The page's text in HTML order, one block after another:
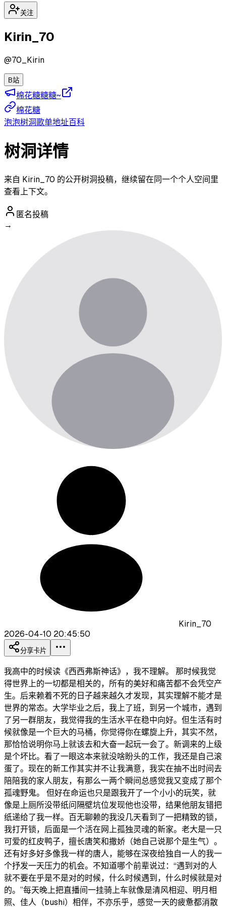
关注
Kirin_70
@70_Kirin
B站
棉花糖糖糖~
棉花糖
泡泡树洞歌单地址百科
树洞详情
来自 Kirin_70 的公开树洞投稿，继续留在同一个个人空间里
查看上下文。
匿名投稿
→
Kirin_70
2026-04-10 20:45:50
分享卡片
我高中的时候读《西西弗斯神话》，我不理解。 那时候我觉
得世界上的一切都是相关的，所有的美好和痛苦都不会凭空产
生。后来赖着不死的日子越来越久才发现，其实理解不能才是
世界的常态。大学毕业之后，我上了班，到另一个城市，遇到
了另一群朋友，我觉得我的生活水平在稳中向好。但生活有时
候就像是一个巨大的马桶，你觉得你在螺旋上升，其实不然，
那恰恰说明你马上就该去和大奋一起玩一会了。新调来的上级
是个坏比。看了一眼这本来就没啥盼头的工作，我还是自己滚
蛋了。现在的新工作其实并不让我满意，我实在抽不出时间去
陪陪我的家人朋友，有那么一两个瞬间总感觉我又变成了那个
孤魂野鬼。 但好在命运也只是跟我开了一个小小的玩笑，就
像是上厕所没带纸问隔壁坑位发现他也没带，结果他朋友错把
纸递给了我一样。百无聊赖的我没几天看到了一把精致的锁，
我打开锁，后面是一个活在网上孤独灵魂的新家。老大是一只
可爱的红皮鸭子，擅长唐笑和撒娇（她自己说那个是生气）。
还有好多好多像我一样的唐人，能够在深夜给独自一人的我一
个抒发一天压力的机会。不知道哪个前辈说过：“遇到对的人
就不要在乎是不是对的时候，什么时候遇到，什么时候就是对
的。”每天晚上把直播间一挂骑上车就像是清风相迎、明月相
照、佳人（bushi）相伴，不亦乐乎，感觉一天的疲惫都消散